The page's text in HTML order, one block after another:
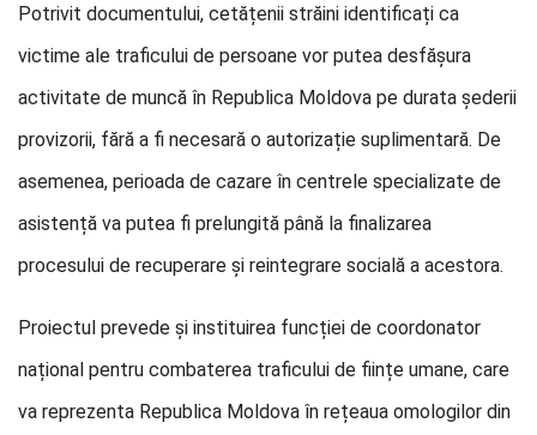
Potrivit documentului, cetățenii străini identificați ca
victime ale traficului de persoane vor putea desfășura
activitate de muncă în Republica Moldova pe durata șederii
provizorii, fără a fi necesară o autorizație suplimentară. De
asemenea, perioada de cazare în centrele specializate de
asistență va putea fi prelungită până la finalizarea
procesului de recuperare și reintegrare socială a acestora.
Proiectul prevede și instituirea funcției de coordonator
național pentru combaterea traficului de ființe umane, care
va reprezenta Republica Moldova în rețeaua omologilor din